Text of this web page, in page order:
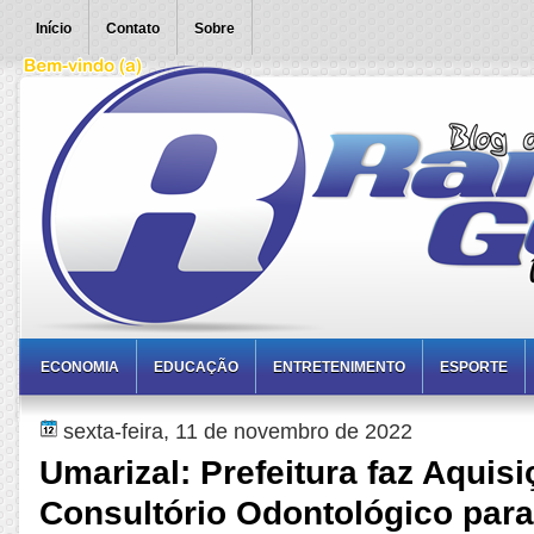
Início Contato Sobre
ECONOMIA EDUCAÇÃO ENTRETENIMENTO ESPORTE
sexta-feira, 11 de novembro de 2022
Umarizal: Prefeitura faz
Consultório Odontológico